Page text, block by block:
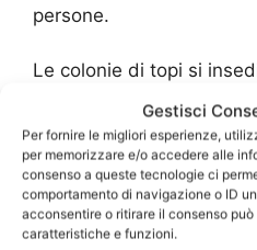
Gestisci
Per fornire le migliori esperienze,
per memorizzare e/o accedere alle
consenso a queste tecnologie ci
comportamento di navigazione o ID
acconsentire o ritirare il consenso
caratteristiche e funzioni.
persone.
Le colonie di topi si
dove spesso le
favorevoli alla
che comunque
temperatura e,
notte, non risentono